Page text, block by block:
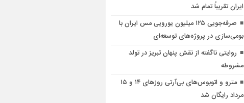
ایران تقریباً تمام شد
صرفه‌جویی ۱۲۵ میلیون یورویی مس ایران با
بومی‌سازی در پروژه‌های توسعه‌ای
روایتی ناگفته از نقش پنهان تبریز در تولد
مشروطه
مترو و اتوبوس‌های بی‌آرتی روزهای ۱۴ و ۱۵
مرداد رایگان شد